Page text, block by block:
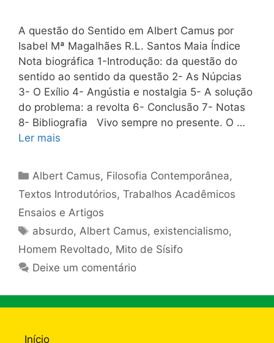
A questão do Sentido em Albert Camus por
Isabel Mª Magalhães R.L. Santos Maia Índice
Nota biográfica 1-Introdução: da questão do
sentido ao sentido da questão 2- As Núpcias
3- O Exílio 4- Angústia e nostalgia 5- A solução
do problema: a revolta 6- Conclusão 7- Notas
8- Bibliografia Vivo sempre no presente. O …
Ler mais
Categorias
Albert Camus, Filosofia Contemporânea,
Textos Introdutórios, Trabalhos Acadêmicos
Ensaios e Artigos
Tags
absurdo,Albert Camus, existencialismo,
Homem Revoltado, Mito de Sísifo
Deixe um comentário
Início